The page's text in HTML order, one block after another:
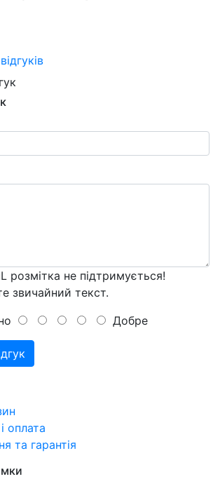
розмітка не підтримується!
звичайний текст.
Добре
оплата
та гарантія